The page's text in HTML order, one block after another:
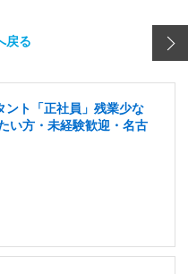
戻る
ト「正社員」残業少な
い方・未経験歓迎・名古